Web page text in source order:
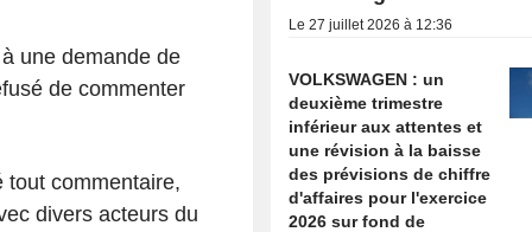
une demande de
de commenter
tout commentaire,
divers acteurs du
Le 27 juillet 2026 à 12:36
VOLKSWAGEN : un
deuxième trimestre
inférieur aux attentes et
une révision à la baisse
des prévisions de chiffre
d'affaires pour l'exercice
2026 sur fond de